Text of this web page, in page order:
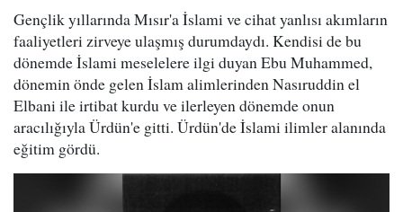
Gençlik yıllarında Mısır'a İslami ve cihat yanlısı akımların
faaliyetleri zirveye ulaşmış durumdaydı. Kendisi de bu
dönemde İslami meselelere ilgi duyan Ebu Muhammed,
dönemin önde gelen İslam alimlerinden Nasıruddin el
Elbani ile irtibat kurdu ve ilerleyen dönemde onun
aracılığıyla Ürdün'e gitti. Ürdün'de İslami ilimler alanında
eğitim gördü.